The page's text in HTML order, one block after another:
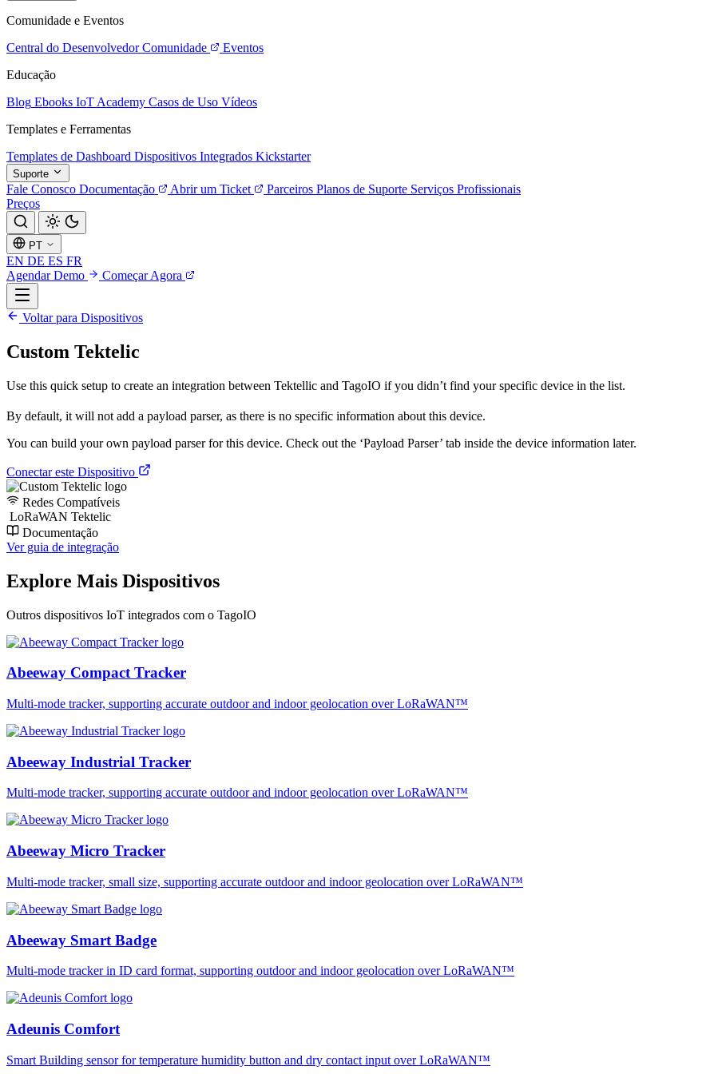
Comunidade e Eventos
Central do Desenvolvedor Comunidade
Eventos
Educação
Blog Ebooks IoT Academy Casos de Uso Vídeos
Templates e Ferramentas
Templates de Dashboard Dispositivos Integrados Kickstarter
Suporte
Fale Conosco Documentação Abrir um Ticket Parceiros Planos de Suporte Serviços Profissionais
Preços
PT
EN DE ES FR
Agendar Demo
Começar Agora
Voltar para Dispositivos
Custom Tektelic
Use this quick setup to create an integration between Tektellic and TagoIO if you didn’t find your specific device in the list.
By default, it will not add a payload parser, as there is no specific information about this device.
You can build your own payload parser for this device. Check out the ‘Payload Parser’ tab inside the device information later.
Conectar este Dispositivo
Redes Compatíveis
LoRaWAN Tektelic
Documentação
Ver guia de integração
Explore Mais Dispositivos
Outros dispositivos IoT integrados com o TagoIO
Abeeway Compact Tracker
Multi-mode tracker, supporting accurate outdoor and indoor geolocation over LoRaWAN™
Abeeway Industrial Tracker
Multi-mode tracker, supporting accurate outdoor and indoor geolocation over LoRaWAN™
Abeeway Micro Tracker
Multi-mode tracker, small size, supporting accurate outdoor and indoor geolocation over LoRaWAN™
Abeeway Smart Badge
Multi-mode tracker in ID card format, supporting outdoor and indoor geolocation over LoRaWAN™
Adeunis Comfort
Smart Building sensor for temperature humidity button and dry contact input over LoRaWAN™